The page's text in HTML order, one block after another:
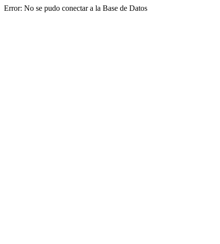
Error: No se pudo conectar a la Base de Datos